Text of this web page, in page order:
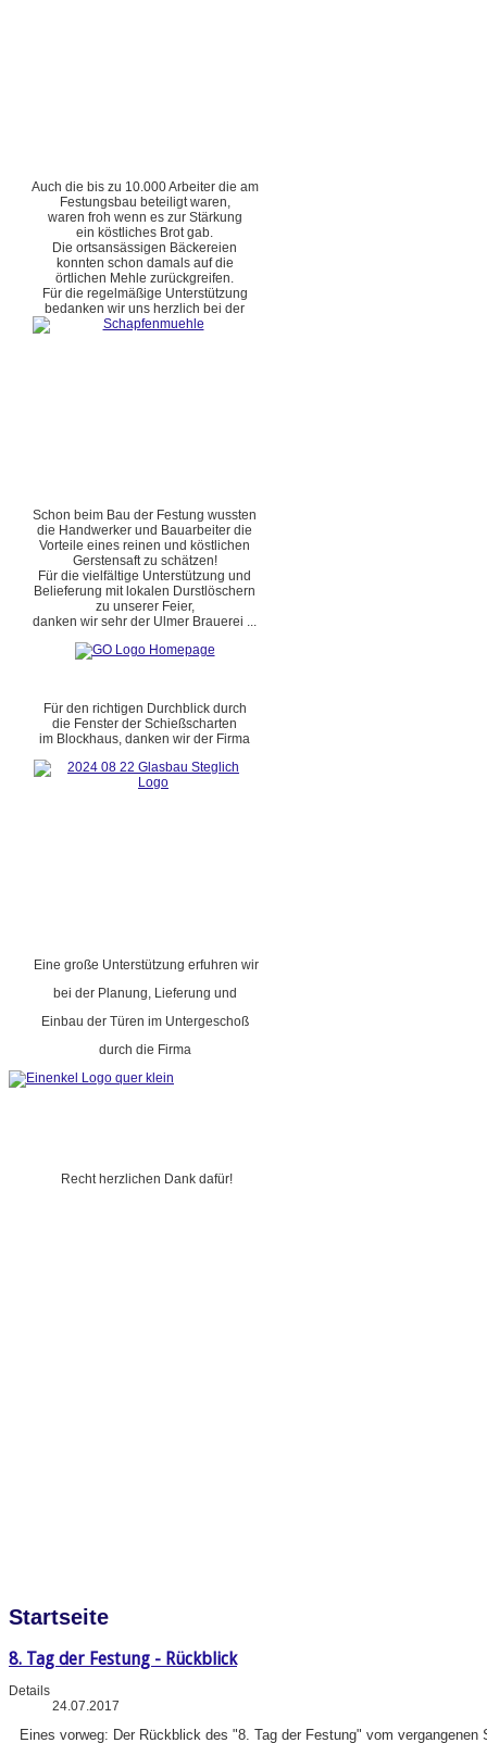
Auch die bis zu 10.000 Arbeiter die am
Festungsbau beteiligt waren,
waren froh wenn es zur Stärkung
ein köstliches Brot gab.
Die ortsansässigen Bäckereien
konnten schon damals auf die
örtlichen Mehle zurückgreifen.
Für die regelmäßige Unterstützung
bedanken wir uns herzlich bei der
Schon beim Bau der Festung wussten
die Handwerker und Bauarbeiter die
Vorteile eines reinen und köstlichen
Gerstensaft zu schätzen!
Für die vielfältige Unterstützung und
Belieferung mit lokalen Durstlöschern
zu unserer Feier,
danken wir sehr der Ulmer Brauerei ...
Für den richtigen Durchblick durch
die Fenster der Schießscharten
im Blockhaus, danken wir der Firma
Eine große Unterstützung erfuhren wir
bei der Planung, Lieferung und
Einbau der Türen im Untergeschoß
durch die Firma
Recht herzlichen Dank dafür!
Startseite
8. Tag der Festung - Rückblick
Details
24.07.2017
Eines vorweg: Der Rückblick des "8. Tag der Festung" vom